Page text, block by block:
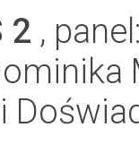
2 ,